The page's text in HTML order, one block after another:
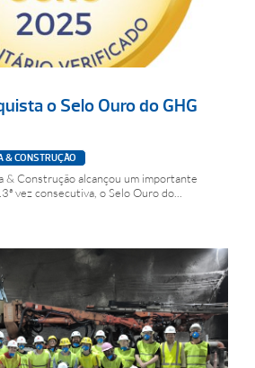
o Selo Ouro do GHG
& CONSTRUÇÃO
& Construção alcançou um importante
vez consecutiva, o Selo Ouro do...